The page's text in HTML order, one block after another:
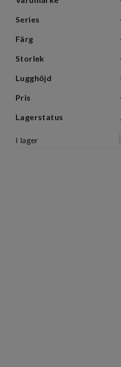
Series
Färg
Storlek
Lugghöjd
Pris
Lagerstatus
I lager